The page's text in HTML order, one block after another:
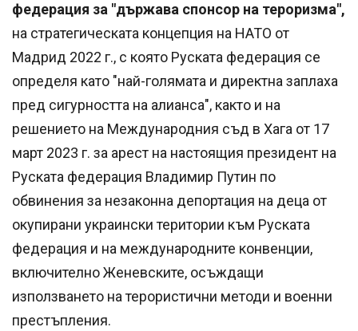
федерация за "държава спонсор на тероризма",
на стратегическата концепция на НАТО от
Мадрид 2022 г., с която Руската федерация се
определя като "най-голямата и директна заплаха
пред сигурността на алианса", както и на
решението на Международния съд в Хага от 17
март 2023 г. за арест на настоящия президент на
Руската федерация Владимир Путин по
обвинения за незаконна депортация на деца от
окупирани украински територии към Руската
федерация и на международните конвенции,
включително Женевските, осъждащи
използването на терористични методи и военни
престъпления.